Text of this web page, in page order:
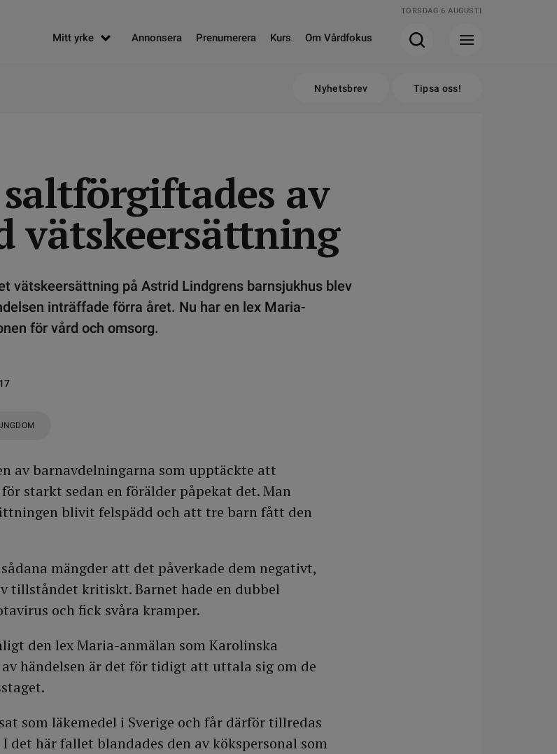
TORSDAG 6 AUGUSTI
Mitt yrke Annonsera Prenumerera Kurs Om Vårdfokus
Nyhetsbrev Tipsa oss!
av
vätskeersättning
vätskeersättning på Astrid Lindgrens barnsjukhus blev
inträffade förra året. Nu har en lex Maria-
för vård och omsorg.
av barnavdelningarna som upptäckte att
starkt sedan en förälder påpekat det. Man
blivit felspädd och att tre barn fått den
mängder att det påverkade dem negativt,
tillståndet kritiskt. Barnet hade en dubbel
och fick svåra kramper.
den lex Maria-anmälan som Karolinska
händelsen är det för tidigt att uttala sig om de
som läkemedel i Sverige och får därför tillredas
det här fallet blandades den av kökspersonal som